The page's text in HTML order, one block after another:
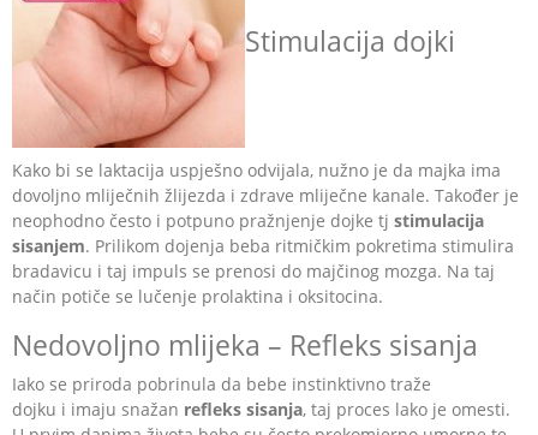
Stimulacija dojki
Kako bi se laktacija uspješno odvijala, nužno je da majka ima
dovoljno mliječnih žlijezda i zdrave mliječne kanale. Također je
neophodno često i potpuno pražnjenje dojke tj stimulacija
sisanjem. Prilikom dojenja beba ritmičkim pokretima stimulira
bradavicu i taj impuls se prenosi do majčinog mozga. Na taj
način potiče se lučenje prolaktina i oksitocina.
Nedovoljno mlijeka – Refleks sisanja
Iako se priroda pobrinula da bebe instinktivno traže
dojku i imaju snažan refleks sisanja, taj proces lako je omesti.